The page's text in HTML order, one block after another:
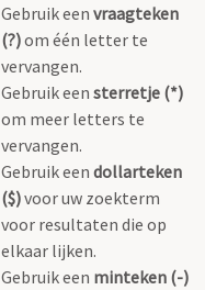
Gebruik een vraagteken
(?)om één letter te
vervangen.
Gebruik een sterretje (*)
om meer letters te
vervangen.
Gebruik een dollarteken
($)voor uw zoekterm
voor resultaten die op
elkaar lijken.
Gebruik een minteken (-)